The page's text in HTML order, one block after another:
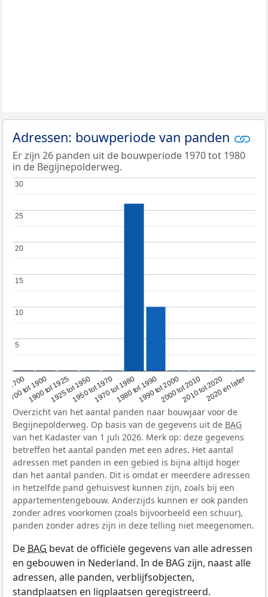
Adressen: bouwperiode van panden
Er zijn 26 panden uit de bouwperiode 1970 tot 1980
in de Begijnepolderweg.
1700
1700 tot 1900
1900 tot 19251925 tot 19501950 tot 19701970 tot 19801980 tot 19901990 tot 20002000 tot 20102010 tot 20202020 en later
5
5
10
10
15
15
20
20
25
25
30
30
Overzicht van het aantal panden naar bouwjaar voor de
Begijnepolderweg. Op basis van de gegevens uit de BAG
van het Kadaster van 1 juli 2026. Merk op: deze gegevens
betreffen het aantal panden met een adres. Het aantal
adressen met panden in een gebied is bijna altijd hoger
dan het aantal panden. Dit is omdat er meerdere adressen
in hetzelfde pand gehuisvest kunnen zijn, zoals bij een
appartementengebouw. Anderzijds kunnen er ook panden
zonder adres voorkomen (zoals bijvoorbeeld een schuur),
panden zonder adres zijn in deze telling niet meegenomen.
De BAG bevat de officiële gegevens van alle adressen
en gebouwen in Nederland. In de BAG zijn, naast alle
adressen, alle panden, verblijfsobjecten,
standplaatsen en ligplaatsen geregistreerd.